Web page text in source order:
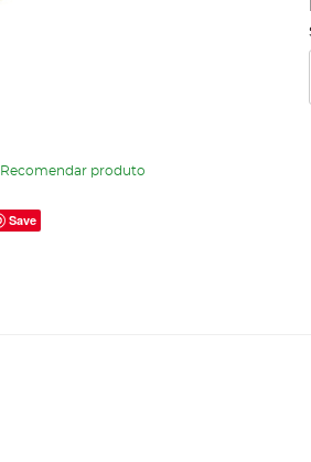
Recomendar produto
Save